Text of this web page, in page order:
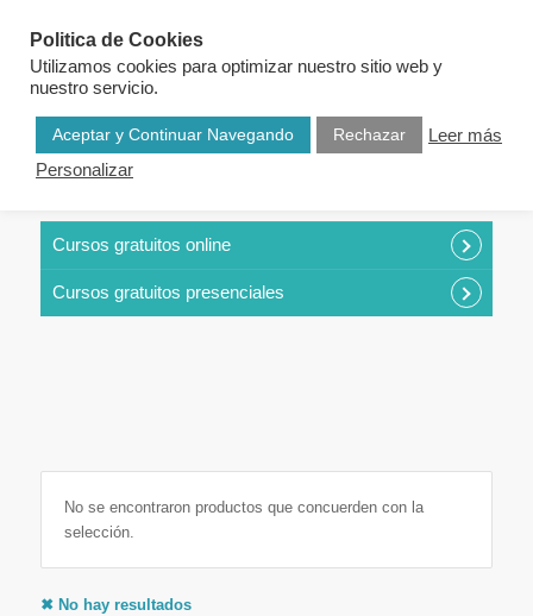
Cursos gratuitos online
Cursos gratuitos presenciales
No se encontraron productos que concuerden con la
selección.
✖ No hay resultados
Politica de Cookies
Utilizamos cookies para optimizar nuestro sitio web y
nuestro servicio.
Aceptar y Continuar Navegando Rechazar
Leer más
Personalizar